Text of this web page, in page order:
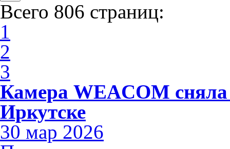
Всего 806 страниц:
1
2
3
Камера WEACOM
Иркутске
30 мар 2026